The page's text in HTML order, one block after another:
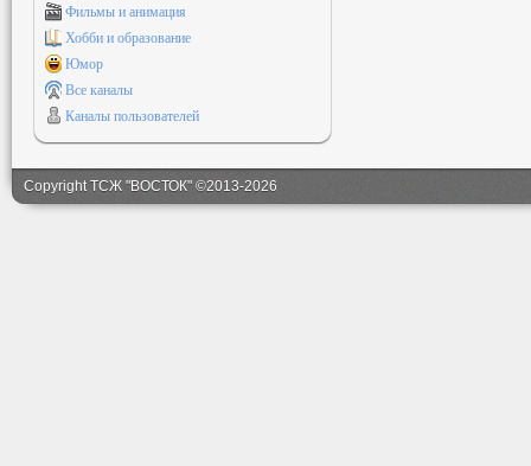
Фильмы и анимация
Хобби и образование
Юмор
Все каналы
Каналы пользователей
Copyright ТСЖ "ВОСТОК" ©2013-2026